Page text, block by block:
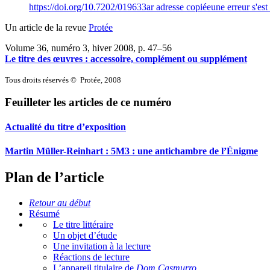
https://doi.org/10.7202/019633aradresse copiéeune erreur
Un article de la revue Protée
Volume 36, numéro 3, hiver 2008, p. 47–56
Le titre des œuvres : accessoire, complément ou supplément
Tous droits réservés © Protée, 2008
Feuilleter les articles de ce numéro
Actualité du titre d’exposition
Martin Müller-Reinhart : 5M3 : une antichambre de l’Énigme
Plan de l’article
Retour au début
Résumé
Le titre littéraire
Un objet d’étude
Une invitation à la lecture
Réactions de lecture
L’appareil titulaire de Dom Casmurro